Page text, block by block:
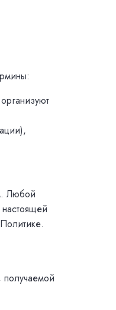
Любой
получаемой